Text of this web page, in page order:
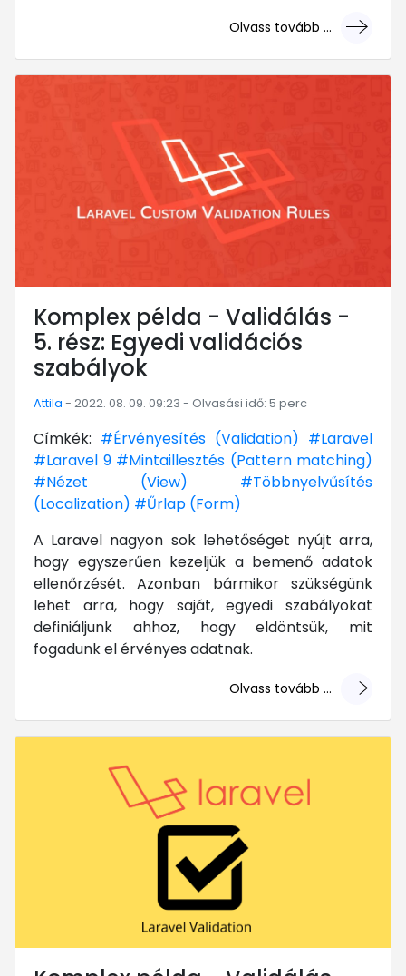
Olvass tovább ...
... mert megéri!
Komplex példa - Validálás -
5. rész: Egyedi validációs
szabályok
Attila - 2022. 08. 09. 09:23 - Olvasási idő: 5 perc
Címkék: #Érvényesítés (Validation) #Laravel
#Laravel 9 #Mintaillesztés (Pattern matching)
#Nézet (View)
#Többnyelvűsítés
(Localization) #Űrlap (Form)
A Laravel nagyon sok lehetőséget nyújt arra,
hogy egyszerűen kezeljük a bemenő adatok
ellenőrzését. Azonban bármikor szükségünk
lehet arra, hogy saját, egyedi szabályokat
definiáljunk ahhoz, hogy eldöntsük, mit
fogadunk el érvényes adatnak.
Olvass tovább ...
... mert megéri!